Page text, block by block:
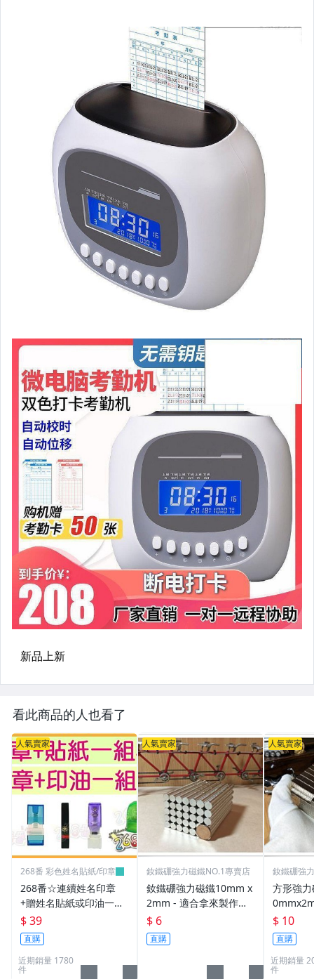
看此商品的人也看了
人氣賣家
268番 彩色姓名貼紙/印章
268番☆連續姓名印章
+贈姓名貼紙或印油一組
39元(連續章.職章.免蓋
章.卡通章.會計章.印章
筆.姓名章.)
$ 39
直購
近期銷量 1780
件
人氣賣家
釹鐵硼強力磁鐵NO.1專賣店
釹鐵硼強力磁鐵10mm x
2mm - 適合拿來製作創
意手鍊或項鍊!
$ 6
直購
人氣賣家
釹鐵硼強
方形強
物超實用!
$ 10
直購
近期銷量
件